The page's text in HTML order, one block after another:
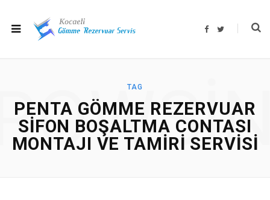
F
T
TAG
PENTA GÖMME REZERVUAR
SIFON BOŞALTMA CONTASI
MONTAJI VE TAMIRI SERVISI